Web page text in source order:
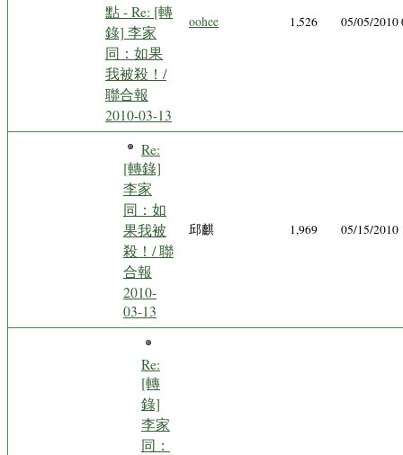
點 - Re: [轉
錄] 李家
同：如果
我被殺！/
聯合報
2010-03-13
oohee 1,526 05/05/2010
Re:
[轉錄]
李家
同：如
果我被
殺！/ 聯
合報
2010-
03-13
邱麒 1,969 05/15/2010
Re:
[轉
錄]
李家
同：